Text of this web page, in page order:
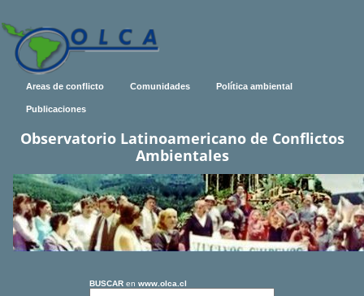
Areas de conflicto Comunidades Política ambiental
Publicaciones
Observatorio Latinoamericano de Conflictos
Ambientales
BUSCAR en www.olca.cl